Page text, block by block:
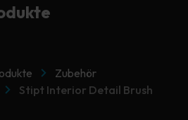
Zubehör
Stipt Interior Detail Brush